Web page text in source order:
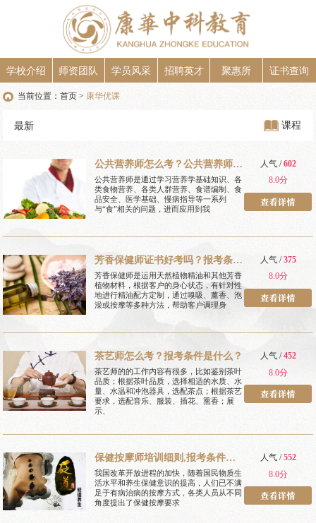
学校介绍 师资团队 学员风采 招聘英才 聚惠所 证书查询
当前位置： 首页> 康华优课
最新 课程
公共营养师怎么考？公共营养师报
考条件？
公共营养师是通过学习营养学基础知识、各
类食物营养、各类人群营养、食谱编制、食
品安全、医学基础、慢病指导等一系列
与“食”相关的问题，进而应用到我
人气 /602
8.0分
芳香保健师证书好考吗？报考条件
是什么？
芳香保健师是运用天然植物精油和其他芳香
植物材料，根据客户的身心状态，有针对性
地进行精油配方定制，通过嗅吸、薰香、泡
澡或按摩等多种方法，帮助客户调理身
人气 /375
8.0分
茶艺师怎么考？报考条件是什么？
茶艺师的的工作内容有很多，比如鉴别茶叶
品质；根据茶叶品质，选择相适的水质、水
量、水温和冲泡器具，选配茶点；根据茶艺
要求，选配音乐、服装、插花、熏香；展
示、
人气 /452
8.0分
保健按摩师培训细则,报考条件有
哪些
我国改革开放进程的加快，随着国民物质生
活水平和养生保健意识的提高，人们已不满
足于有病治病的按摩方式，各类人员从不同
角度提出了保健按摩要求
人气 /552
8.0分